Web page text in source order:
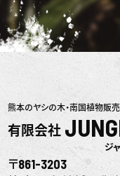
熊本のヤシの木・南国植物販
有限会社
ジ
〒861-3203